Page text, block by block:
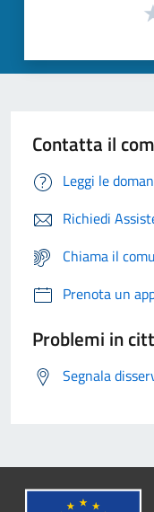
Contatta il
Leggi le
Richiedi
Chiama il
Prenota un
Problemi in
Segnala